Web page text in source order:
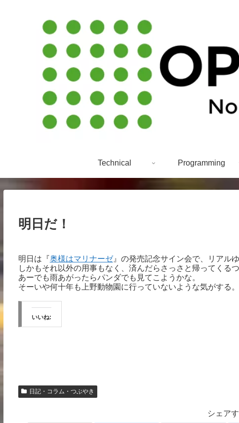
Technical Programming
明日だ！
明日は『奥様はマリナーゼ』の発売記念サイン会で、リアル
しかもそれ以外の用事もなく、済んだらさっさと帰ってくるつ
あーでも雨あがったらパンダでも見てこようかな。
そーいや何十年も上野動物園に行っていないような気がする。
いいね:
日記・コラム・つぶやき
シェア